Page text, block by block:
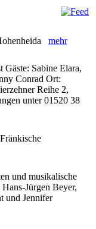
mehr
Gäste: Sabine Elara,
Conrad Ort:
Reihe 2,
unter 01520 38
und musikalische
Jürgen Beyer,
und Jennifer